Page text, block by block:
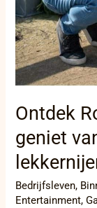
Ontdek
geniet
Bedrijfsleven,
Entertainment,